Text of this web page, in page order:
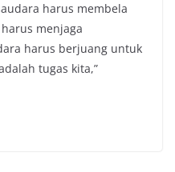
harus membela
menjaga
harus berjuang untuk
tugas kita,”